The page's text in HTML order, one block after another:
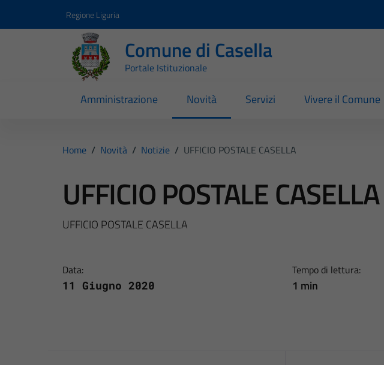
Regione Liguria
Comune di Casella
Portale Istituzionale
Amministrazione Novità Servizi Vivere il Comune
Home / Novità / Notizie / UFFICIO POSTALE CASELLA
UFFICIO POSTALE CASELLA
UFFICIO POSTALE CASELLA
Data:
11 Giugno 2020
Tempo di lettura:
1 min